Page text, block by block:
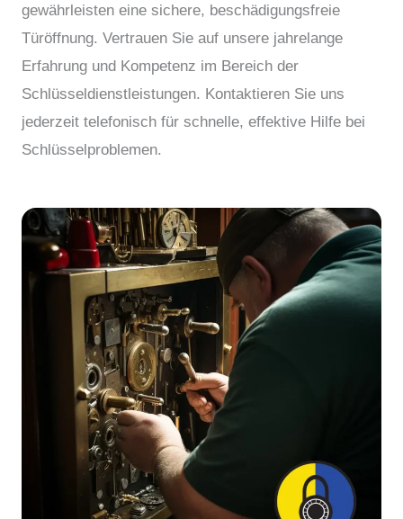
gewährleisten eine sichere, beschädigungsfreie
Türöffnung. Vertrauen Sie auf unsere jahrelange
Erfahrung und Kompetenz im Bereich der
Schlüsseldienstleistungen. Kontaktieren Sie uns
jederzeit telefonisch für schnelle, effektive Hilfe bei
Schlüsselproblemen.